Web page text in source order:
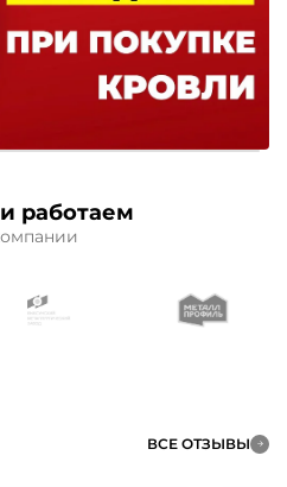
работаем
ВСЕ ОТЗЫВЫ